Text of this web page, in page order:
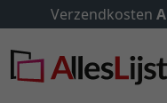
ALTIJD9,95